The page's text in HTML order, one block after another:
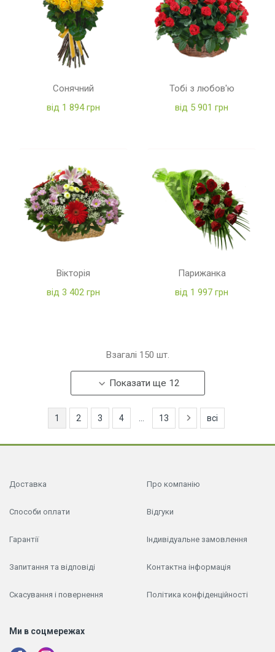
Сонячний
від 1 894 грн
Тобі з любов'ю
від 5 901 грн
Вікторія
від 3 402 грн
Парижанка
від 1 997 грн
Взагалі 150 шт.
Показати ще 12
1 2 3 4 13 всі
Доставка
Способи оплати
Гарантії
Запитання та відповіді
Скасування і повернення
Про компанію
Відгуки
Індивідуальне замовлення
Контактна інформація
Політика конфіденційності
Ми в соцмережах